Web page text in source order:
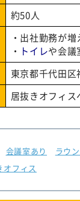
約50人
・出社勤務が
・ トイレや会議
東京都千代田
居抜きオフィス
会議室あり ラウ
オフィス